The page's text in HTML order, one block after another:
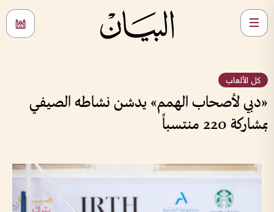
كل الألعاب
«دبي لأصحاب الهمم» يدشن نشاطه الصيفي
بمشاركة 220 منتسباً